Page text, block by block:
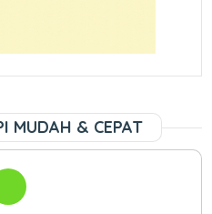
MUDAH & CEPAT